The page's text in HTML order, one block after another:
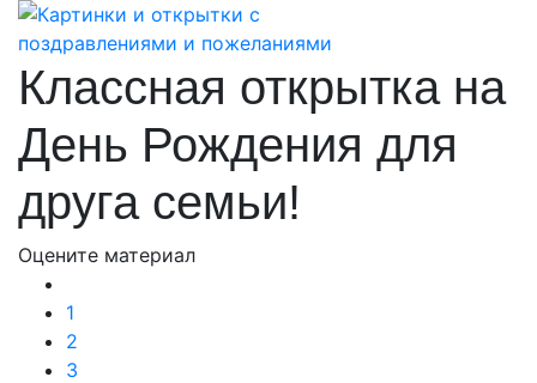
Классная открытка на
День Рождения для
друга семьи!
Оцените материал
1
2
3